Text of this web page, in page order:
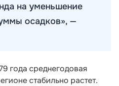
на уменьшение
осадков», —
года среднегодовая
стабильно растет.